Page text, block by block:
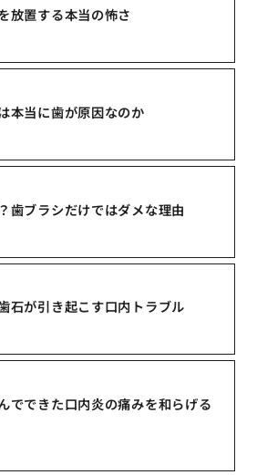
放置する本当の怖さ
本当に歯が原因なのか
歯ブラシだけではダメな理由
石が引き起こす口内トラブル
でできた口内炎の痛みを和らげる